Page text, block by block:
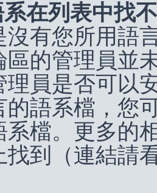
在列表中找
沒有您所用語
區的管理員並
理員是否可以
的語系檔，您
系檔。更多的
找到（連結請